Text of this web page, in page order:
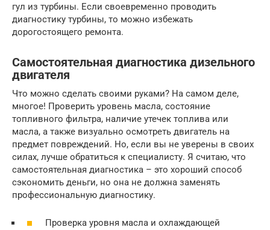
гул из турбины. Если своевременно проводить
диагностику турбины, то можно избежать
дорогостоящего ремонта.
Самостоятельная диагностика дизельного
двигателя
Что можно сделать своими руками? На самом деле,
многое! Проверить уровень масла, состояние
топливного фильтра, наличие утечек топлива или
масла, а также визуально осмотреть двигатель на
предмет повреждений. Но, если вы не уверены в своих
силах, лучше обратиться к специалисту. Я считаю, что
самостоятельная диагностика – это хороший способ
сэкономить деньги, но она не должна заменять
профессиональную диагностику.
Проверка уровня масла и охлаждающей